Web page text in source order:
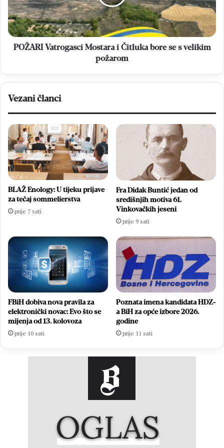
bore
se
s
velikim
požarom
POŽARI Vatrogasci Mostara i Čitluka bore se s velikim
požarom
Vezani članci
BLAŽ Enology: U tijeku prijave
za tečaj sommelierstva
prije 7 sati
Fra Didak Buntić jedan od
središnjih motiva 61.
Vinkovačkih jeseni
prije 9 sati
FBiH dobiva nova pravila za
elektronički novac: Evo što se
mijenja od 13. kolovoza
prije 10 sati
Poznata imena kandidata HDZ-
a BiH za opće izbore 2026.
godine
prije 11 sati